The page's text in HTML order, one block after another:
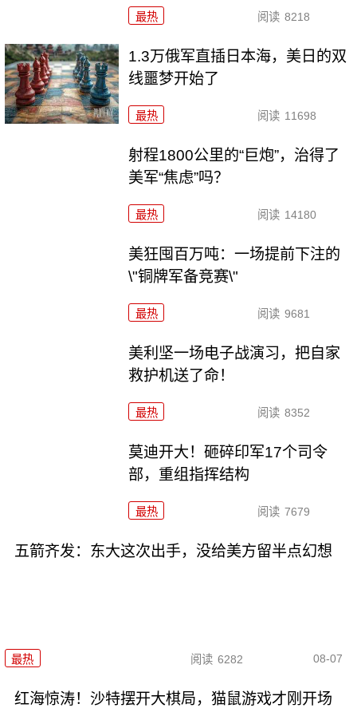
最热 阅读 8218
1.3万俄军直插日本海，美日的双
线噩梦开始了
最热 阅读 11698
射程1800公里的“巨炮”，治得了
美军“焦虑”吗？
最热 阅读 14180
美狂囤百万吨：一场提前下注的
\"铜牌军备竞赛\"
最热 阅读 9681
美利坚一场电子战演习，把自家
救护机送了命！
最热 阅读 8352
莫迪开大！砸碎印军17个司令
部，重组指挥结构
最热 阅读 7679
五箭齐发：东大这次出手，没给美方留半点幻想
最热 阅读 6282 08-07
红海惊涛！沙特摆开大棋局，猫鼠游戏才刚开场